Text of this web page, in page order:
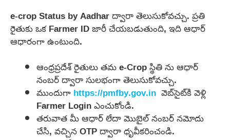
e-crop Status by Aadhar ద్వారా తెలుసుకోవచ్చు. ప్రతి
రైతుకు ఒక Farmer ID జారీ చేయబడుతుంది, ఇది ఆధార్
ఆధారంగా ఉంటుంది.
ఆంధ్రప్రదేశ్ రైతులు తమ e-Crop స్థితి ను ఆధార్
నంబర్ ద్వారా సులభంగా తెలుసుకోవచ్చు.
ముందుగాhttps://pmfby.gov.in వెబ్‌సైట్‌కి వెళ్లి
Farmer Login ఎంచుకోండి.
తరువాత మీ ఆధార్ లేదా మొబైల్ నంబర్ నమోదు
చేసి, వచ్చిన OTP ద్వారా ధృవీకరించండి.